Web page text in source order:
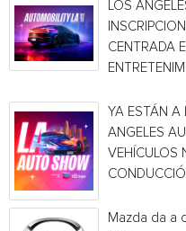
LOS
CENTRADA
YA ESTÁN A
ANGELES
VEHÍCULOS
Mazda da a